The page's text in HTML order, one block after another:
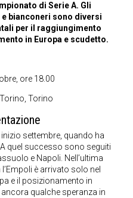
di Serie A. Gli
bianconeri sono diversi
per il raggiungimento
in Europa e scudetto.
ore 18.00
Torino
settembre, quando ha
quel successo sono seguiti
e Napoli. Nell’ultima
è arrivato solo nel
e il posizionamento in
qualche speranza in